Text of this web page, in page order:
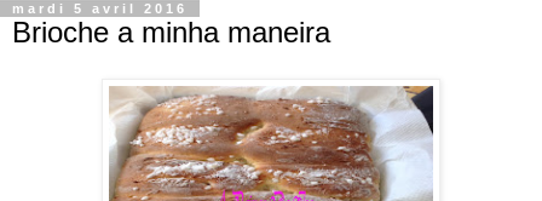
mardi 5 avril 2016
Brioche a minha maneira